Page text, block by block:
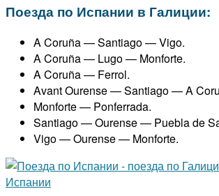
Поезда по Испании в Галиции:
A Coruña — Santiago — Vigo.
A Coruña — Lugo — Monforte.
A Coruña — Ferrol.
Avant Ourense — Santiago — A
Monforte — Ponferrada.
Santiago — Ourense — Puebla de
Vigo — Ourense — Monforte.